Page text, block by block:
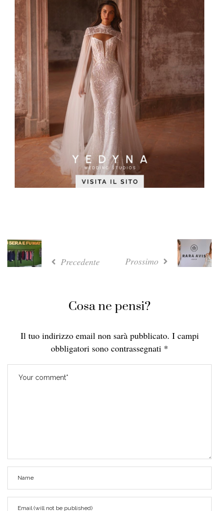
Precedente Prossimo
Cosa ne pensi?
Il tuo indirizzo email non sarà pubblicato. I campi
obbligatori sono contrassegnati *